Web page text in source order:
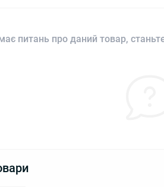
питань про даний товар,